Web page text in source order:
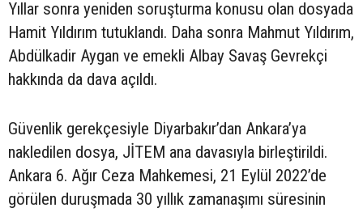
Yıllar sonra yeniden soruşturma konusu olan dosyada
Hamit Yıldırım tutuklandı. Daha sonra Mahmut Yıldırım,
Abdülkadir Aygan ve emekli Albay Savaş Gevrekçi
hakkında da dava açıldı.
Güvenlik gerekçesiyle Diyarbakır’dan Ankara’ya
nakledilen dosya, JİTEM ana davasıyla birleştirildi.
Ankara 6. Ağır Ceza Mahkemesi, 21 Eylül 2022’de
görülen duruşmada 30 yıllık zamanaşımı süresinin